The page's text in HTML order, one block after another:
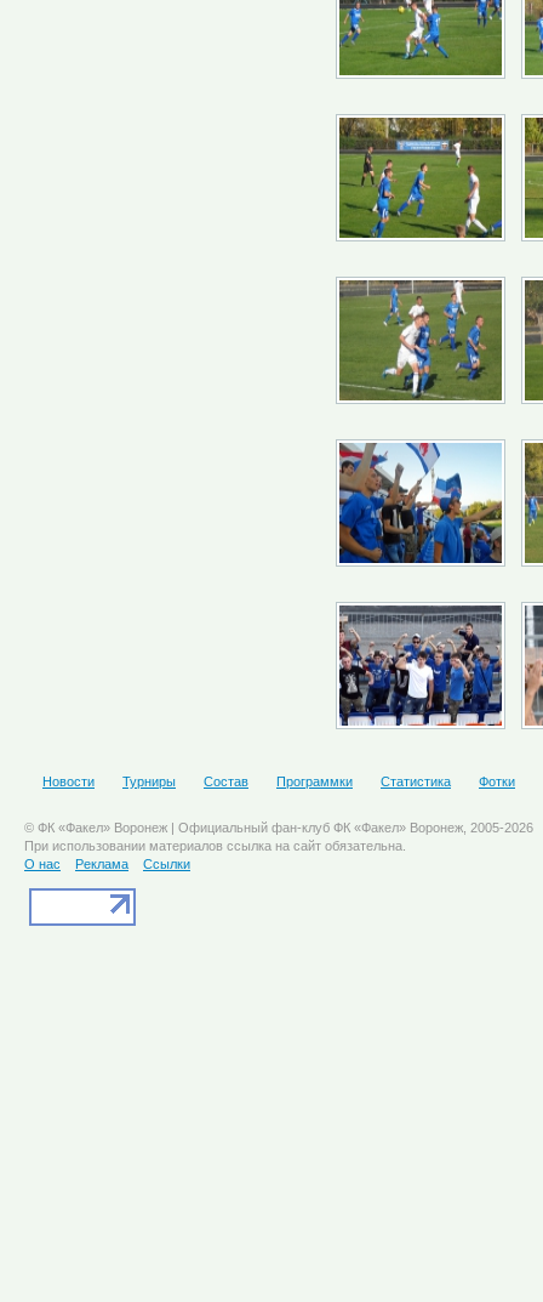
Новости Турниры Состав Программки Статистика Фотки
© ФК «Факел» Воронеж | Официальный фан-клуб ФК «Факел» Воронеж, 2005-2026
При использовании материалов ссылка на сайт обязательна.
О нас
Реклама Ссылки